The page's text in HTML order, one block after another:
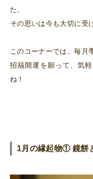
た。
その思いは今も大切に受
このコーナーでは、毎月
招福開運を願って、気
ね！
1月の縁起物① 鏡餅